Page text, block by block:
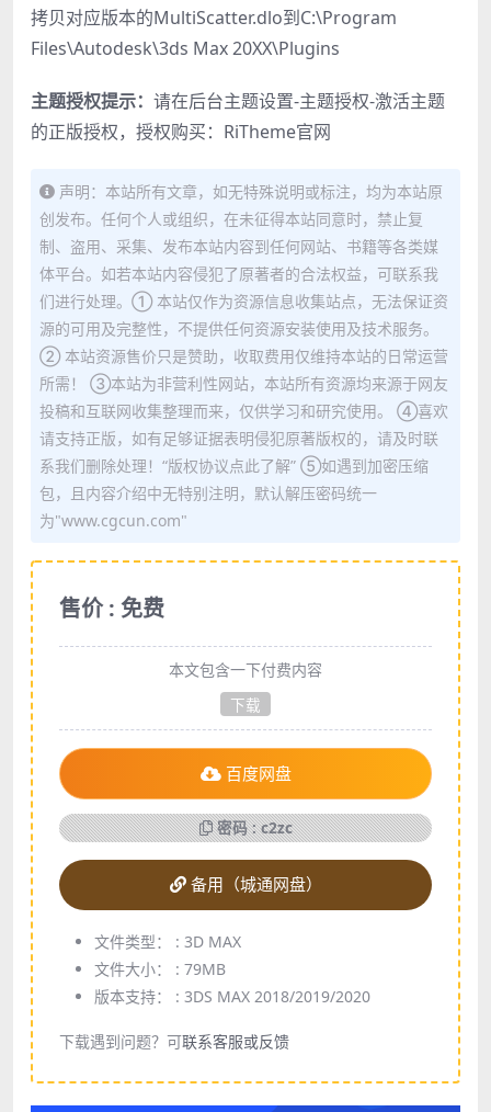
拷贝对应版本的MultiScatter.dlo到C:\Program
Files\Autodesk\3ds Max 20XX\Plugins
主题授权提示： 请在后台主题设置-主题授权-激活主题
的正版授权，授权购买： RiTheme官网
声明：本站所有文章，如无特殊说明或标注，均为本站原
创发布。任何个人或组织，在未征得本站同意时，禁止复
制、盗用、采集、发布本站内容到任何网站、书籍等各类媒
体平台。如若本站内容侵犯了原著者的合法权益，可联系我
们进行处理。① 本站仅作为资源信息收集站点，无法保证资
源的可用及完整性，不提供任何资源安装使用及技术服务。
② 本站资源售价只是赞助，收取费用仅维持本站的日常运营
所需！ ③本站为非营利性网站，本站所有资源均来源于网友
投稿和互联网收集整理而来，仅供学习和研究使用。 ④喜欢
请支持正版，如有足够证据表明侵犯原著版权的，请及时联
系我们删除处理！“版权协议点此了解” ⑤如遇到加密压缩
包，且内容介绍中无特别注明，默认解压密码统一
为"www.cgcun.com"
售价 : 免费
本文包含一下付费内容
下载
百度网盘
密码 : c2zc
备用（城通网盘）
文件类型： : 3D MAX
文件大小： : 79MB
版本支持： : 3DS MAX 2018/2019/2020
下载遇到问题？可联系客服或反馈